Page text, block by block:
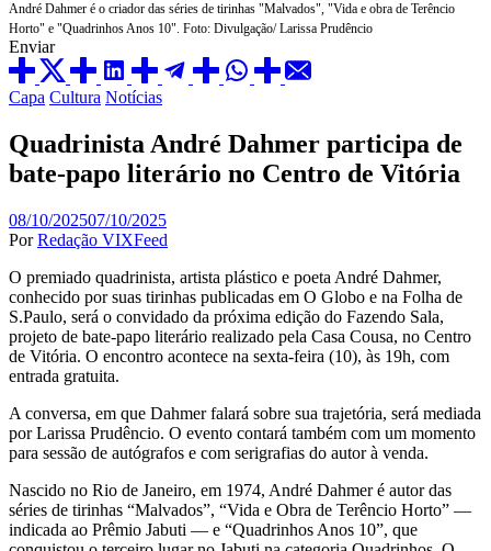
André Dahmer é o criador das séries de tirinhas "Malvados", "Vida e obra de Terêncio
Horto" e "Quadrinhos Anos 10". Foto: Divulgação/ Larissa Prudêncio
Enviar
Capa Cultura Notícias
Quadrinista André Dahmer participa de
bate-papo literário no Centro de Vitória
08/10/202507/10/2025
Por Redação VIXFeed
O premiado quadrinista, artista plástico e poeta André Dahmer,
conhecido por suas tirinhas publicadas em O Globo e na Folha de
S.Paulo, será o convidado da próxima edição do Fazendo Sala,
projeto de bate-papo literário realizado pela Casa Cousa, no Centro
de Vitória. O encontro acontece na sexta-feira (10), às 19h, com
entrada gratuita.
A conversa, em que Dahmer falará sobre sua trajetória, será mediada
por Larissa Prudêncio. O evento contará também com um momento
para sessão de autógrafos e com serigrafias do autor à venda.
Nascido no Rio de Janeiro, em 1974, André Dahmer é autor das
séries de tirinhas “Malvados”, “Vida e Obra de Terêncio Horto” —
indicada ao Prêmio Jabuti — e “Quadrinhos Anos 10”, que